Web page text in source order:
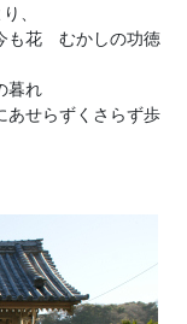
、
も花 むかしの功徳
暮れ
せらずくさらず歩